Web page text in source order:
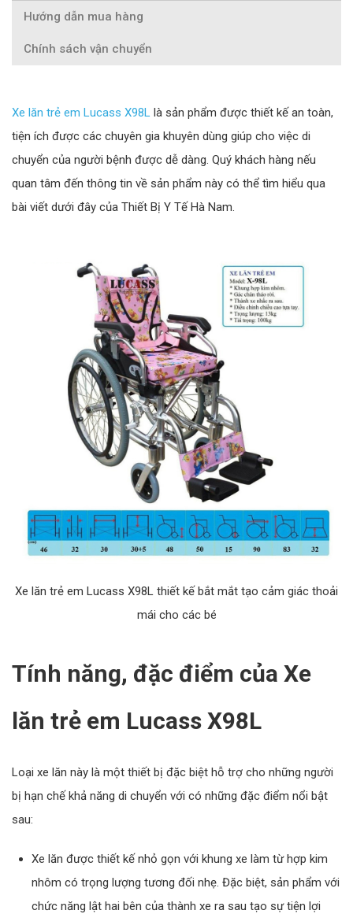
Hướng dẫn mua hàng
Chính sách vận chuyển
Xe lăn trẻ em Lucass X98L là sản phẩm được thiết kế an toàn,
tiện ích được các chuyên gia khuyên dùng giúp cho việc di
chuyển của người bệnh được dễ dàng. Quý khách hàng nếu
quan tâm đến thông tin về sản phẩm này có thể tìm hiểu qua
bài viết dưới đây của Thiết Bị Y Tế Hà Nam.
Xe lăn trẻ em Lucass X98L thiết kế bắt mắt tạo cảm giác thoải
mái cho các bé
Tính năng, đặc điểm của Xe
lăn trẻ em Lucass X98L
Loại xe lăn này là một thiết bị đặc biệt hỗ trợ cho những người
bị hạn chế khả năng di chuyển với có những đặc điểm nổi bật
sau:
Xe lăn được thiết kế nhỏ gọn với khung xe làm từ hợp kim
nhôm có trọng lượng tương đối nhẹ. Đặc biệt, sản phẩm với
chức năng lật hai bên của thành xe ra sau tạo sự tiện lợi